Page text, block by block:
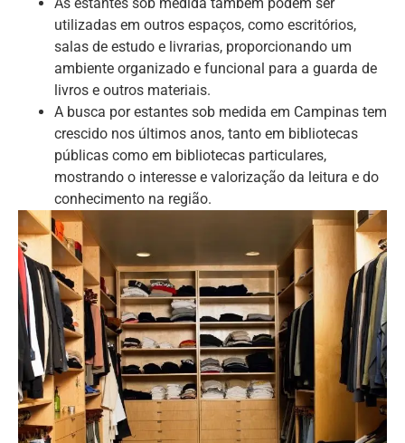
utilizadas em outros espaços, como escritórios,
salas de estudo e livrarias, proporcionando um
ambiente organizado e funcional para a guarda de
livros e outros materiais.
A busca por estantes sob medida em Campinas tem
crescido nos últimos anos, tanto em bibliotecas
públicas como em bibliotecas particulares,
mostrando o interesse e valorização da leitura e do
conhecimento na região.